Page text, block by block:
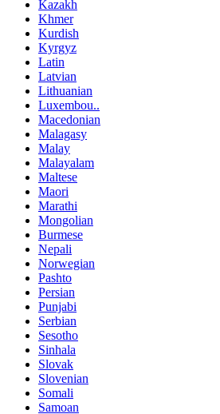
Kazakh
Khmer
Kurdish
Kyrgyz
Latin
Latvian
Lithuanian
Luxembou..
Macedonian
Malagasy
Malay
Malayalam
Maltese
Maori
Marathi
Mongolian
Burmese
Nepali
Norwegian
Pashto
Persian
Punjabi
Serbian
Sesotho
Sinhala
Slovak
Slovenian
Somali
Samoan